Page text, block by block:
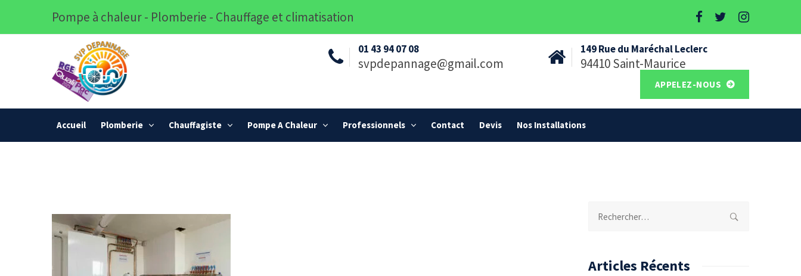
Pompe à chaleur - Plomberie - Chauffage et climatisation
01 43 94 07 08
svpdepannage@gmail.com
149 Rue du Maréchal Leclerc
94410 Saint-Maurice
APPELEZ-NOUS
Accueil Plomberie Chauffagiste Pompe A Chaleur Professionnels Contact Devis Nos Installations
Rechercher :
Articles Récents